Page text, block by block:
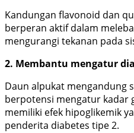
Kandungan flavonoid dan
berperan aktif dalam
mengurangi tekanan pada
2. Membantu mengatur
Daun alpukat mengandung
berpotensi mengatur kadar
memiliki efek hipoglikemik
penderita diabetes tipe 2.